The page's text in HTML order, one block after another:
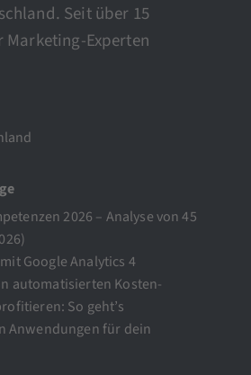
Seit über 15
Experten
2026 – Analyse von 45
Google Analytics 4
automatisierten Kosten-
So geht’s
Anwendungen für dein